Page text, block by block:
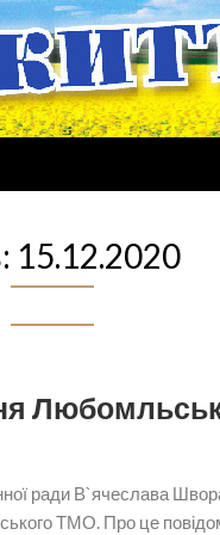
15.12.2020
ради В`ячеслава
ТМО. Про це